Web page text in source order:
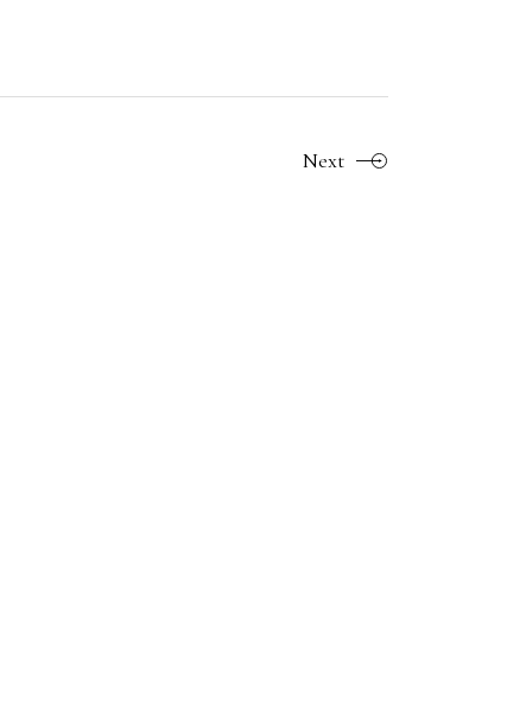
Next